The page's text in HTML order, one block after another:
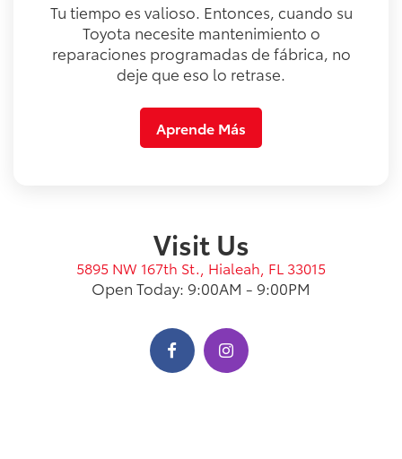
Tu tiempo es valioso. Entonces, cuando su
Toyota necesite mantenimiento o
reparaciones programadas de fábrica, no
deje que eso lo retrase.
Aprende Más
Visit Us
5895 NW 167th St., Hialeah, FL 33015
Open Today: 9:00AM - 9:00PM